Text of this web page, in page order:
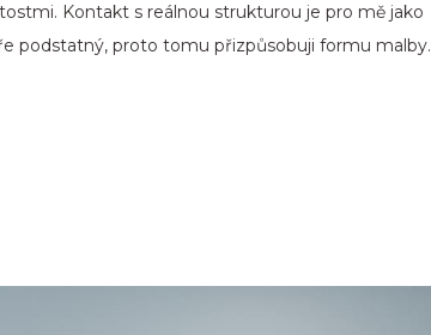
Kontakt s reálnou strukturou je pro mě jako
podstatný, proto tomu přizpůsobuji formu malby.